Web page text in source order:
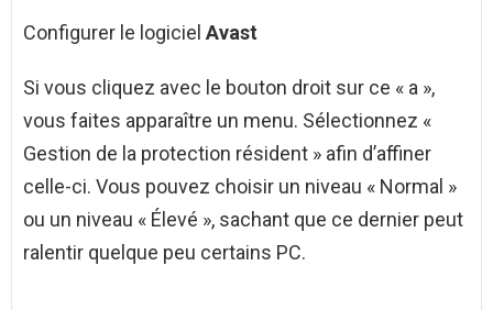
Configurer le logiciel Avast
Si vous cliquez avec le bouton droit sur ce « a »,
vous faites apparaître un menu. Sélectionnez «
Gestion de la protection résident » afin d’affiner
celle-ci. Vous pouvez choisir un niveau « Normal »
ou un niveau « Élevé », sachant que ce dernier peut
ralentir quelque peu certains PC.